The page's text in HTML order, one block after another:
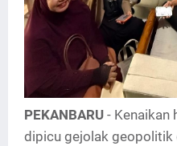
PEKANBARU - Kenaikan
dipicu gejolak geopolitik